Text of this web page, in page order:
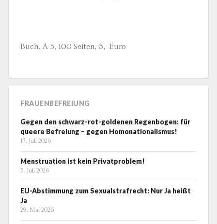
Buch, A 5, 100 Seiten, 6,- Euro
FRAUENBEFREIUNG
Gegen den schwarz-rot-goldenen Regenbogen: für
queere Befreiung – gegen Homonationalismus!
17. Juli 2026
Menstruation ist kein Privatproblem!
5. Juli 2026
EU-Abstimmung zum Sexualstrafrecht: Nur Ja heißt
Ja
29. Mai 2026